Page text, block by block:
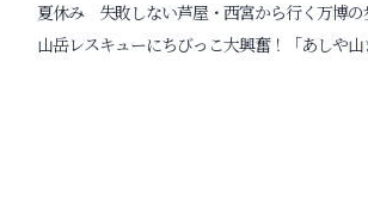
夏休み 失敗しない芦屋・西宮から行く万博
山岳レスキューにちびっこ大興奮！「あしや